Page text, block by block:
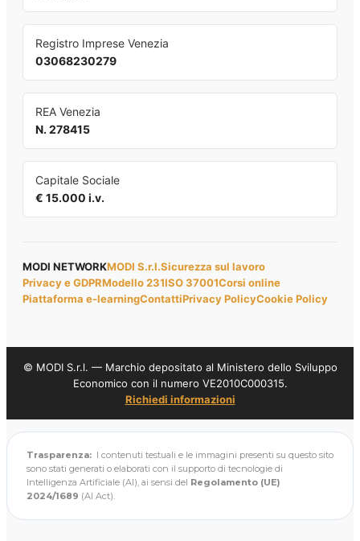
Registro Imprese Venezia
03068230279
REA Venezia
N. 278415
Capitale Sociale
€ 15.000 i.v.
MODI NETWORKMODI S.r.l.Sicurezza sul lavoro
Privacy e GDPRModello 231ISO 37001Corsi online
Piattaforma e-learningContattiPrivacy PolicyCookie Policy
© MODI S.r.l. — Marchio depositato al Ministero dello Sviluppo
Economico con il numero VE2010C000315.
Richiedi informazioni
Trasparenza: I contenuti testuali e le immagini presenti su questo sito
sono stati generati o elaborati con il supporto di tecnologie di
Intelligenza Artificiale (AI), ai sensi del Regolamento (UE)
2024/1689 (AI Act).